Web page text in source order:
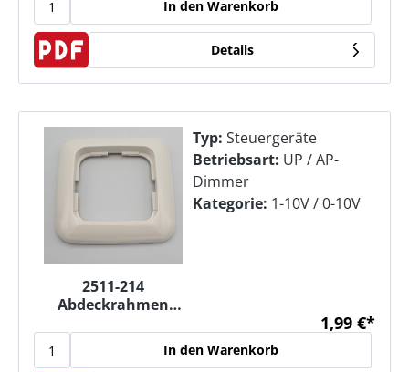
In den Warenkorb
Details
2511-214
Abdeckrahmen
Typ: Steuergeräte
Betriebsart: UP / AP-
Dimmer
Kategorie: 1-10V / 0-10V
1,99 €*
In den Warenkorb